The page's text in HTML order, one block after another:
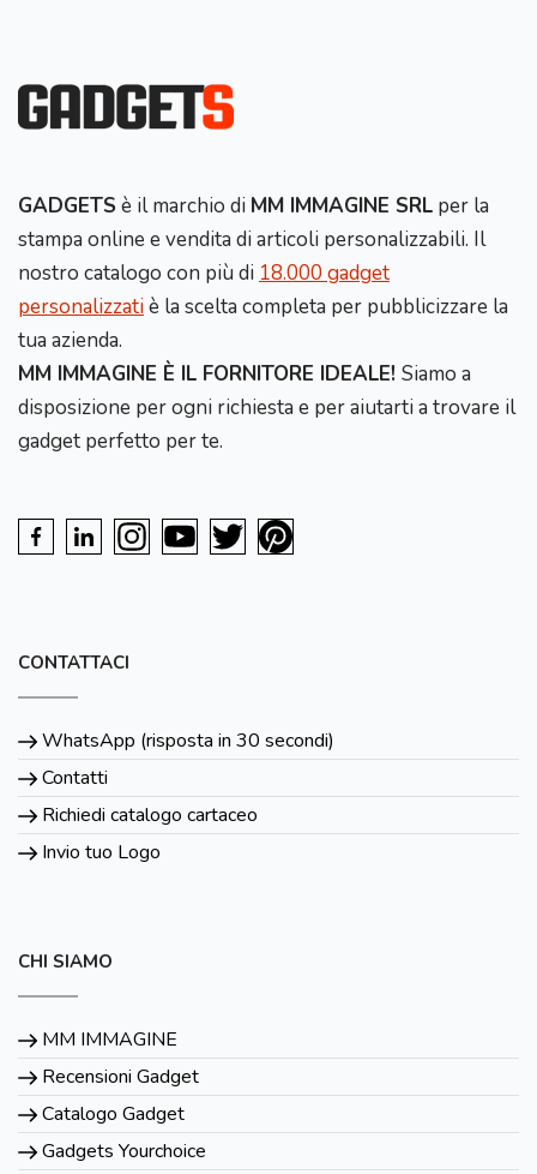
GADGETS è il marchio di MM IMMAGINE SRL per la
stampa online e vendita di articoli personalizzabili. Il
nostro catalogo con più di 18.000 gadget
personalizzatiè la scelta completa per pubblicizzare la
tua azienda.
MM IMMAGINE È IL FORNITORE IDEALE! Siamo a
disposizione per ogni richiesta e per aiutarti a trovare il
gadget perfetto per te.
CONTATTACI
WhatsApp (risposta in 30 secondi)
Contatti
Richiedi catalogo cartaceo
Invio tuo Logo
CHI SIAMO
MM IMMAGINE
Recensioni Gadget
Catalogo Gadget
Gadgets Yourchoice